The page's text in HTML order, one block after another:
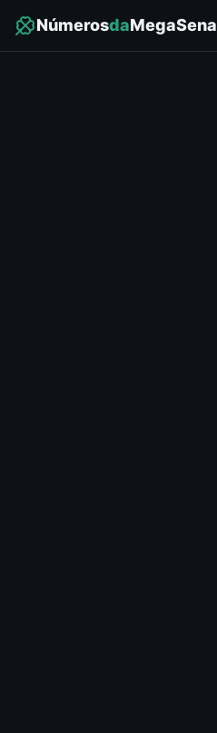
NúmerosdaMegaSena